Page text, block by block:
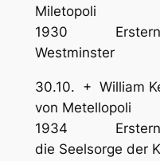
1930
Westminster
30.10. + William
von
1934
die Seelsorge der